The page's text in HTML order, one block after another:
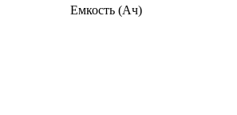
Емкость (Ач)